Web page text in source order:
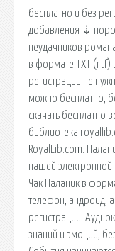
бесплатно и без
добавления ⇣
неудачников
в формате ТХТ (rtf)
регистрации не
можно бесплатно,
скачать бесплатно
библиотека
RoyalLib.com.
нашей электронной
Чак Паланик в
телефон, андроид,
регистрации.
знаний и эмоций,